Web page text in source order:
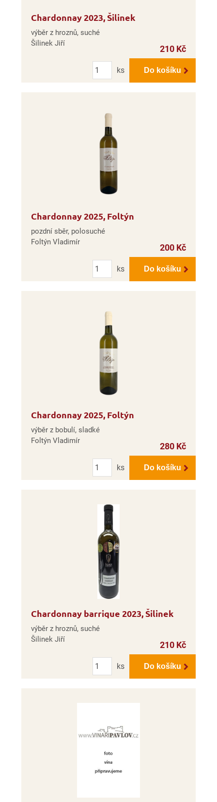
Chardonnay 2023, Šilinek
výběr z hroznů, suché
Šilinek Jiří
210 Kč
Počet
ks
Do košíku
Chardonnay 2025, Foltýn
pozdní sběr, polosuché
Foltýn Vladimír
200 Kč
Počet
ks
Do košíku
Chardonnay 2025, Foltýn
výběr z bobulí, sladké
Foltýn Vladimír
280 Kč
Počet
ks
Do košíku
Chardonnay barrique 2023, Šilinek
výběr z hroznů, suché
Šilinek Jiří
210 Kč
Počet
ks
Do košíku